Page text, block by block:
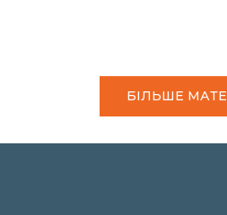
БІЛЬШЕ